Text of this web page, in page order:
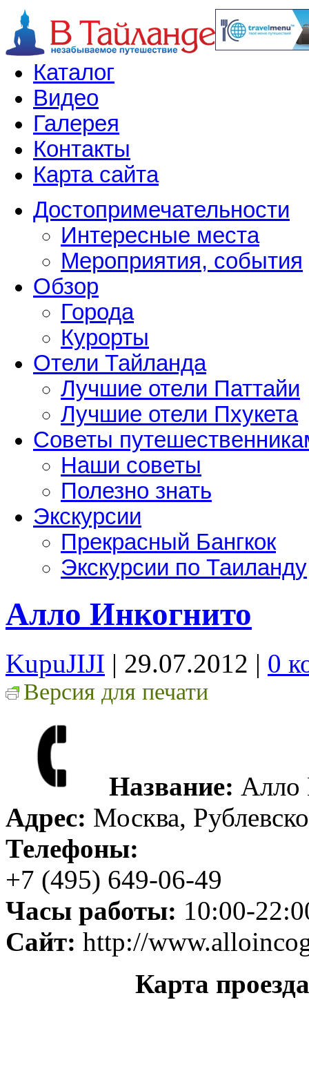
Каталог
Видео
Галерея
Контакты
Карта сайта
Достопримечательности
Интересные места
Мероприятия, события
Обзор
Города
Курорты
Отели Тайланда
Лучшие отели Паттайи
Лучшие отели Пхукета
Советы
Наши советы
Полезно знать
Экскурсии
Прекрасный Бангкок
Экскурсии по Таиланду
Алло Инкогнито
KupuJIJI | 29.07.2012 | 0
Версия для печати
Название: Алло
Адрес: Москва,
Телефоны:
+7 (495) 649-06-49
Часы работы: 10:00-
Сайт: http://
Карта